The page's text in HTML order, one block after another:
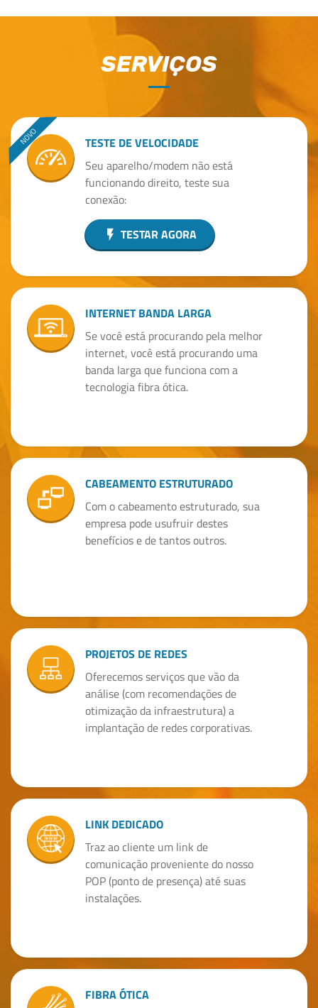
SERVIÇOS
TESTE DE VELOCIDADE
Seu aparelho/modem não está
funcionando direito, teste sua
conexão:
flash_on TESTAR AGORA
NOVO
INTERNET BANDA LARGA
Se você está procurando pela melhor
internet, você está procurando uma
banda larga que funciona com a
tecnologia fibra ótica.
CABEAMENTO ESTRUTURADO
Com o cabeamento estruturado, sua
empresa pode usufruir destes
benefícios e de tantos outros.
PROJETOS DE REDES
Oferecemos serviços que vão da
análise (com recomendações de
otimização da infraestrutura) a
implantação de redes corporativas.
LINK DEDICADO
Traz ao cliente um link de
comunicação proveniente do nosso
POP (ponto de presença) até suas
instalações.
FIBRA ÓTICA